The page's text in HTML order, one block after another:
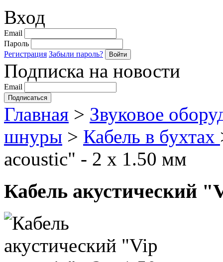
Вход
Email
Пароль
Регистрация Забыли пароль?
Подписка на новости
Email
Главная > Звуковое
шнуры > Кабель в бухтах
acoustic" - 2 х 1.50 мм
Кабель акустический